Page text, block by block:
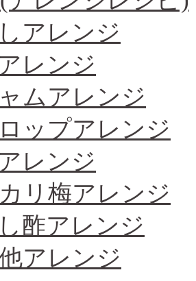
アレンジ
レンジ
ムアレンジ
ップアレンジ
レンジ
リ梅アレンジ
酢アレンジ
アレンジ